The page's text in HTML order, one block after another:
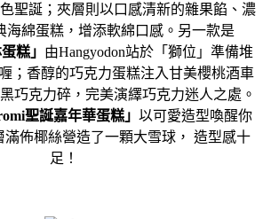
聖誕；夾層則以口感清新的雜果餡、濃
海綿蛋糕，增添軟綿口感。另一款是
糕」 由Hangyodon站於「獅位」準備堆
；香醇的巧克力蛋糕注入甘美櫻桃酒車
巧克力碎，完美演繹巧克力迷人之處。
聖誕嘉年華蛋糕」 以可愛造型喚醒你
滿佈椰絲營造了一顆大雪球， 造型感十
足！